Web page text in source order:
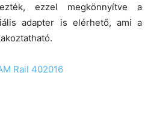
ezzel megkönnyítve a
adapter is elérhető, ami a